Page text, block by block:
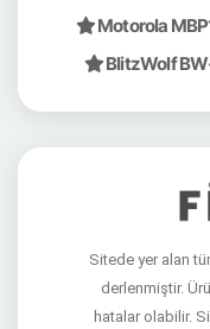
Motorola
BlitzWolf
Sitede yer alan
derlenmiştir.
hatalar olabilir.